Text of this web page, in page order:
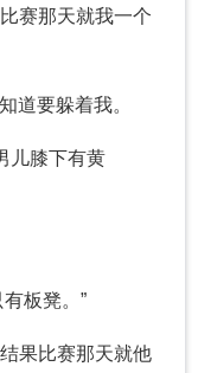
赛那天就我一个
道要躲着我。
儿膝下有黄
板凳。”
果比赛那天就他